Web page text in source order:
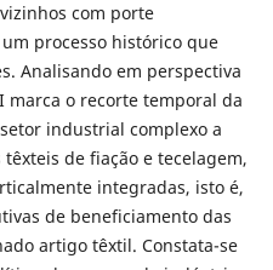
com porte
processo histórico que
Analisando em perspectiva
marca o recorte temporal da
industrial complexo a
de fiação e tecelagem,
integradas, isto é,
de beneficiamento das
artigo têxtil. Constata-se